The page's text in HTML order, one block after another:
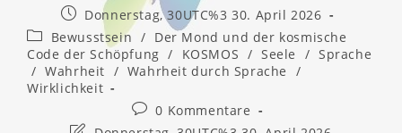
Beitrag
veröffentlicht:
Donnerstag, 30UTC%3 30. April 2026
Beitrags-
Kategorie:
Bewusstsein / Der Mond und der kosmische
Code der Schöpfung / KOSMOS / Seele / Sprache
/ Wahrheit / Wahrheit durch Sprache
/
Wirklichkeit
Beitrags-
Kommentare:
0 Kommentare